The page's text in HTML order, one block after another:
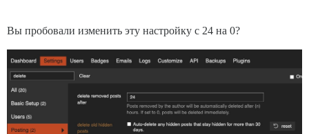
Вы пробовали изменить эту настройку с 24 на 0?